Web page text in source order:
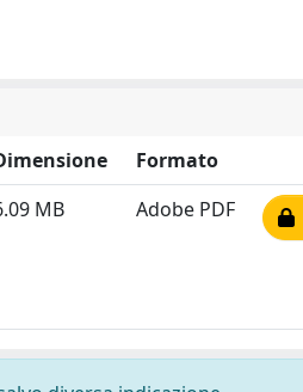
Formato
MB Adobe PDF